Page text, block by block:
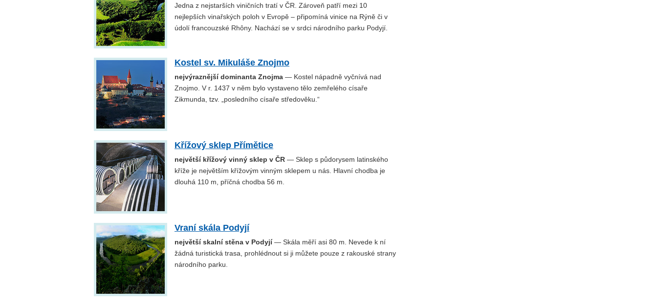
Jedna z nejstarších viničních tratí v ČR. Zároveň patří mezi 10
nejlepších vinařských poloh v Evropě – připomíná vinice na Rýně či v
údolí francouzské Rhôny. Nachází se v srdci národního parku Podyjí.
Kostel sv. Mikuláše Znojmo
nejvýraznější dominanta Znojma — Kostel nápadně vyčnívá nad
Znojmo. V r. 1437 v něm bylo vystaveno tělo zemřelého císaře
Zikmunda, tzv. „posledního císaře středověku.“
Křížový sklep Přímětice
největší křížový vinný sklep v ČR — Sklep s půdorysem latinského
kříže je největším křížovým vinným sklepem u nás. Hlavní chodba je
dlouhá 110 m, příčná chodba 56 m.
Vraní skála Podyjí
největší skalní stěna v Podyjí— Skála měří asi 80 m. Nevede k ní
žádná turistická trasa, prohlédnout si ji můžete pouze z rakouské strany
národního parku.